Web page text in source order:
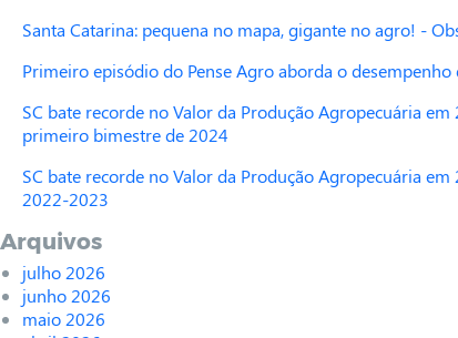
Santa Catarina: pequena no mapa, gigante no agro! -
Primeiro episódio do Pense Agro aborda o
SC bate recorde no Valor da Produção Agropecuária
primeiro bimestre de 2024
SC bate recorde no Valor da Produção Agropecuária
2022-2023
Arquivos
julho 2026
junho 2026
maio 2026